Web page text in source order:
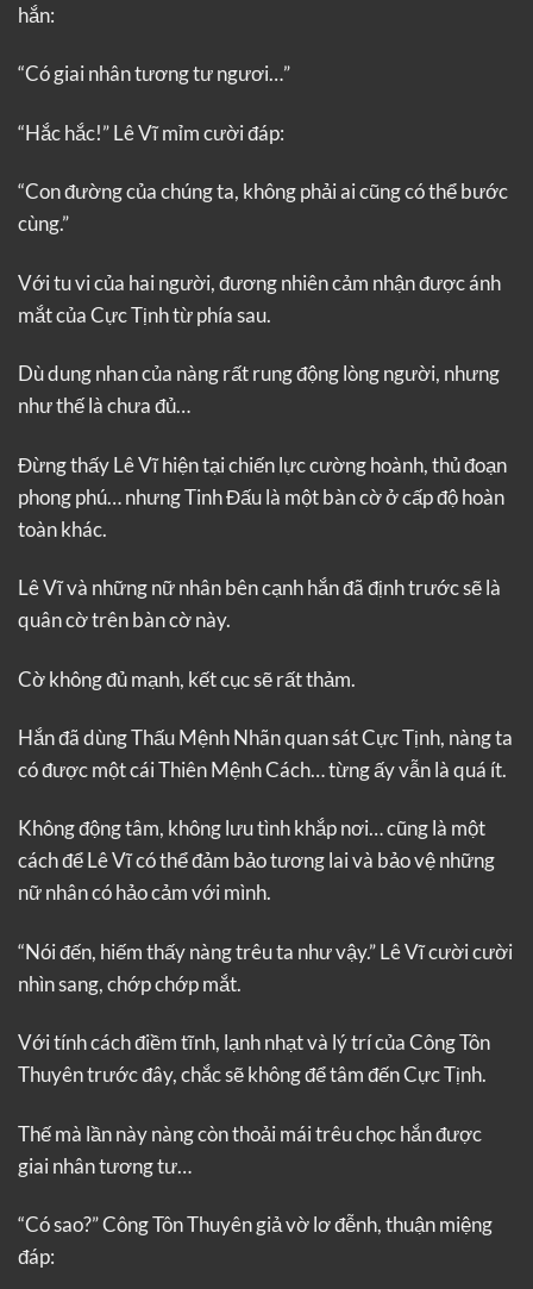
hắn:
“Có giai nhân tương tư ngươi…”
“Hắc hắc!” Lê Vĩ mỉm cười đáp:
“Con đường của chúng ta, không phải ai cũng có thể bước
cùng.”
Với tu vi của hai người, đương nhiên cảm nhận được ánh
mắt của Cực Tịnh từ phía sau.
Dù dung nhan của nàng rất rung động lòng người, nhưng
như thế là chưa đủ…
Đừng thấy Lê Vĩ hiện tại chiến lực cường hoành, thủ đoạn
phong phú… nhưng Tinh Đấu là một bàn cờ ở cấp độ hoàn
toàn khác.
Lê Vĩ và những nữ nhân bên cạnh hắn đã định trước sẽ là
quân cờ trên bàn cờ này.
Cờ không đủ mạnh, kết cục sẽ rất thảm.
Hắn đã dùng Thấu Mệnh Nhãn quan sát Cực Tịnh, nàng ta
có được một cái Thiên Mệnh Cách… từng ấy vẫn là quá ít.
Không động tâm, không lưu tình khắp nơi… cũng là một
cách để Lê Vĩ có thể đảm bảo tương lai và bảo vệ những
nữ nhân có hảo cảm với mình.
“Nói đến, hiếm thấy nàng trêu ta như vậy.” Lê Vĩ cười cười
nhìn sang, chớp chớp mắt.
Với tính cách điềm tĩnh, lạnh nhạt và lý trí của Công Tôn
Thuyên trước đây, chắc sẽ không để tâm đến Cực Tịnh.
Thế mà lần này nàng còn thoải mái trêu chọc hắn được
giai nhân tương tư…
“Có sao?” Công Tôn Thuyên giả vờ lơ đễnh, thuận miệng
đáp: